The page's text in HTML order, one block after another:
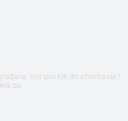
Vaš prvi klik do informacija !